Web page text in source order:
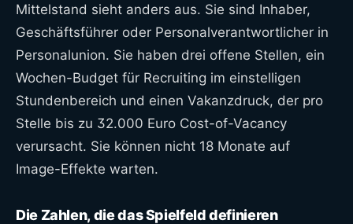
Mittelstand sieht anders aus. Sie sind Inhaber,
Geschäftsführer oder Personalverantwortlicher in
Personalunion. Sie haben drei offene Stellen, ein
Wochen-Budget für Recruiting im einstelligen
Stundenbereich und einen Vakanzdruck, der pro
Stelle bis zu 32.000 Euro Cost-of-Vacancy
verursacht. Sie können nicht 18 Monate auf
Image-Effekte warten.
Die Zahlen, die das Spielfeld definieren